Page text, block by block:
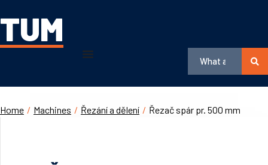
TUM
Home / Machines / Řezání a dělení / Řezač spár pr. 500 mm